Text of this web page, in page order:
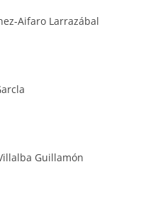
Aifaro Larrazábal
Guillamón